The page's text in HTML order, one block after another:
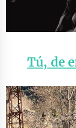
Tú, de